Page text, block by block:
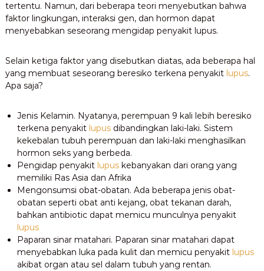
tertentu. Namun, dari beberapa teori menyebutkan bahwa
faktor lingkungan, interaksi gen, dan hormon dapat
menyebabkan seseorang mengidap penyakit lupus.
Selain ketiga faktor yang disebutkan diatas, ada beberapa hal
yang membuat seseorang beresiko terkena penyakit lupus.
Apa saja?
Jenis Kelamin. Nyatanya, perempuan 9 kali lebih beresiko
terkena penyakit lupusdibandingkan laki-laki. Sistem
kekebalan tubuh perempuan dan laki-laki menghasilkan
hormon seks yang berbeda.
Pengidap penyakit lupuskebanyakan dari orang yang
memiliki Ras Asia dan Afrika
Mengonsumsi obat-obatan. Ada beberapa jenis obat-
obatan seperti obat anti kejang, obat tekanan darah,
bahkan antibiotic dapat memicu munculnya penyakit
lupus
Paparan sinar matahari. Paparan sinar matahari dapat
menyebabkan luka pada kulit dan memicu penyakit lupus
akibat organ atau sel dalam tubuh yang rentan.